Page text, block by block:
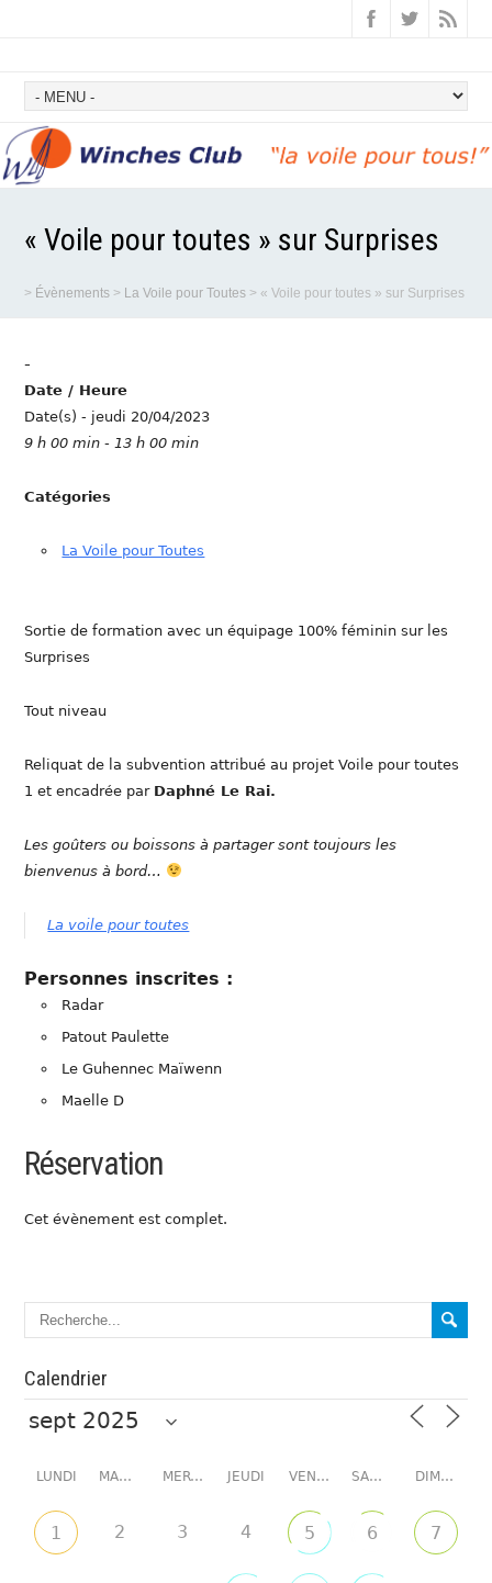
« Voile pour toutes » sur Surprises
> Évènements > La Voile pour Toutes >« Voile pour toutes » sur Surprises
-
Date / Heure
Date(s) - jeudi 20/04/2023
9 h 00 min - 13 h 00 min
Catégories
La Voile pour Toutes
Sortie de formation avec un équipage 100% féminin sur les
Surprises
Tout niveau
Reliquat de la subvention attribué au projet Voile pour toutes
1 et encadrée par Daphné Le Rai.
Les goûters ou boissons à partager sont toujours les
bienvenus à bord…
La voile pour toutes
Personnes inscrites :
Radar
Patout Paulette
Le Guhennec Maïwenn
Maelle D
Réservation
Cet évènement est complet.
Calendrier
LUNDI MARDI MERCREDI JEUDI VENDREDI SAMEDI DIMANCHE
1 2 3 4 5 6 7